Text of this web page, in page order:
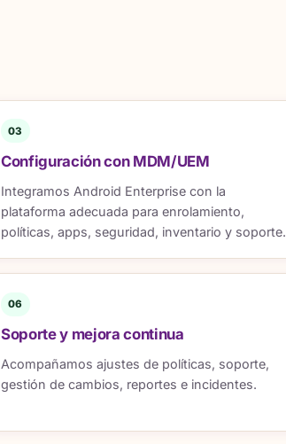
03
Configuración con MDM/UEM
Integramos Android Enterprise con la
plataforma adecuada para enrolamiento,
políticas, apps, seguridad, inventario y soporte.
06
Soporte y mejora continua
Acompañamos ajustes de políticas, soporte,
gestión de cambios, reportes e incidentes.